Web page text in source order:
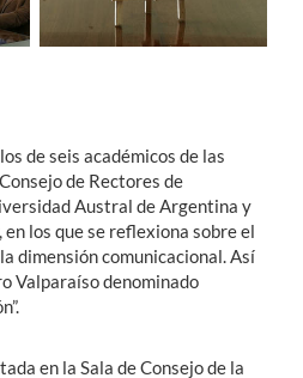
de seis académicos de las
de Rectores de
Austral de Argentina y
los que se reflexiona sobre el
dimensión comunicacional. Así
Valparaíso denominado
en la Sala de Consejo de la